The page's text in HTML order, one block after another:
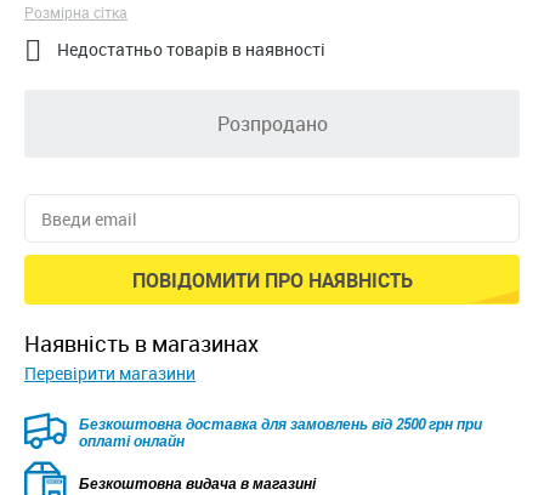
Розмірна сітка
 Недостатньо товарів в наявності
Розпродано
ПОВІДОМИТИ ПРО НАЯВНІСТЬ
наявність в магазинах
Перевірити магазини
Безкоштовна доставка для замовлень від 2500 грн при
оплаті онлайн
Безкоштовна видача в магазині